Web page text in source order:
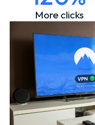
More clicks